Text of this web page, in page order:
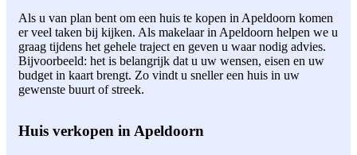
Als u van plan bent om een huis te kopen in Apeldoorn komen
er veel taken bij kijken. Als makelaar in Apeldoorn helpen we u
graag tijdens het gehele traject en geven u waar nodig advies.
Bijvoorbeeld: het is belangrijk dat u uw wensen, eisen en uw
budget in kaart brengt. Zo vindt u sneller een huis in uw
gewenste buurt of streek.
Huis verkopen in Apeldoorn